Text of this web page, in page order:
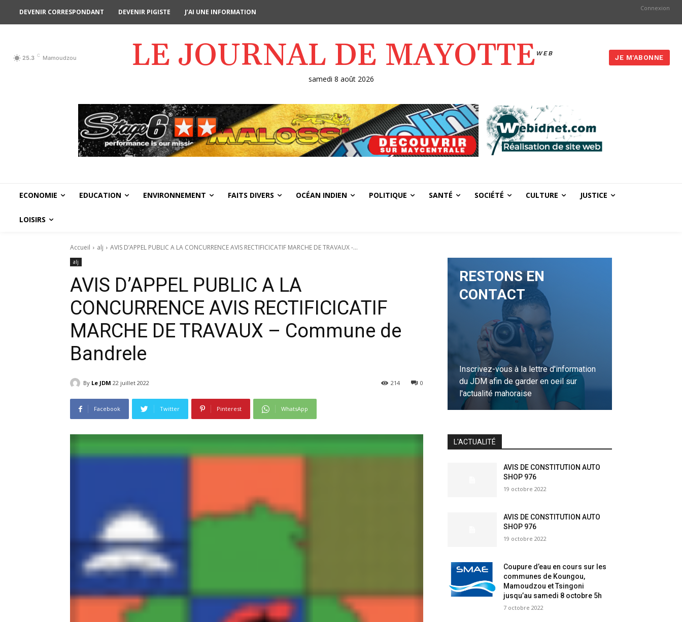
DEVENIR CORRESPONDANT DEVENIR PIGISTE J’AI UNE INFORMATION Connexion
25.3 C Mamoudzou LE JOURNAL DE MAYOTTE WEB
JE M'ABONNE
samedi 8 août 2026
ECONOMIE EDUCATION ENVIRONNEMENT FAITS DIVERS OCÉAN INDIEN POLITIQUE SANTÉ SOCIÉTÉ CULTURE JUSTICE
LOISIRS
Accueil alj AVIS D’APPEL PUBLIC A LA CONCURRENCE AVIS RECTIFICICATIF MARCHE DE TRAVAUX -...
alj
AVIS D’APPEL PUBLIC A LA
CONCURRENCE AVIS RECTIFICICATIF
MARCHE DE TRAVAUX – Commune de
Bandrele
By Le JDM 22 juillet 2022 0
214
Facebook Twitter Pinterest WhatsApp
RESTONS EN
CONTACT
Inscrivez-vous à la lettre d'information
du JDM afin de garder en oeil sur
l'actualité mahoraise
L'ACTUALITÉ
AVIS DE CONSTITUTION AUTO
SHOP 976
19 octobre 2022
AVIS DE CONSTITUTION AUTO
SHOP 976
19 octobre 2022
Coupure d’eau en cours sur les
communes de Koungou,
Mamoudzou et Tsingoni
jusqu’au samedi 8 octobre 5h
7 octobre 2022